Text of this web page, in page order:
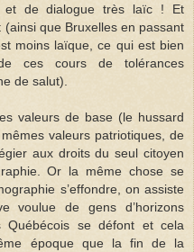
et de dialogue très laïc ! Et
que Bruxelles en passant
moins laïque, ce qui est bien
ces cours de tolérances
de salut).
valeurs de base (le hussard
valeurs patriotiques, de
aux droits du seul citoyen
Or la même chose se
s’effondre, on assiste
voulue de gens d’horizons
se défont et cela
époque que la fin de la